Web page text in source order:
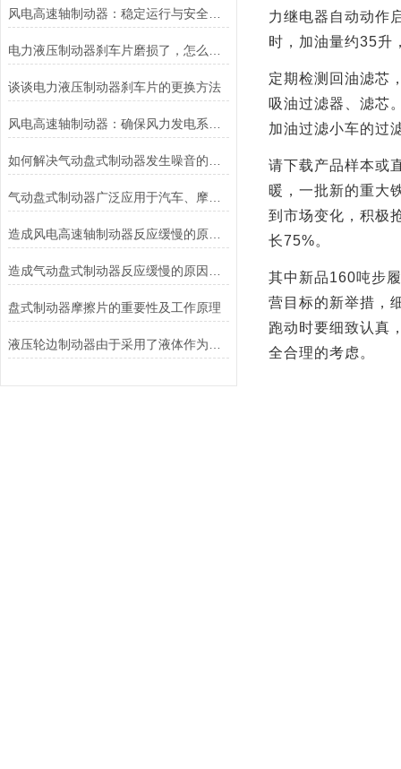
谈谈电力液压制动器刹车片的更换方法
气动盘式制动器广泛应用于汽车、摩托车和自行车等交通工具中
造成风电高速轴制动器反应缓慢的原因有哪些？
盘式制动器摩擦片的重要性及工作原理
力继电器自动动作
时，加油量约35升
定期检测回油滤芯
吸油过滤器、滤芯
加油过滤小车的过
请下载产品样本或
暖，一批新的重大
到市场变化，积极
长75%。
其中新品160吨步
营目标的新举措，
跑动时要细致认真
全合理的考虑。